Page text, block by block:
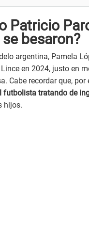
Patricio
besaron?
argentina, Pamela
en 2024, justo en
Cabe recordar que,
futbolista tratando de
hijos.